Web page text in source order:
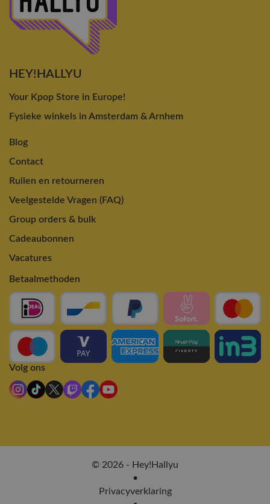
HEY!HALLYU
Your Kpop Store in Europe!
Fysieke winkels in Amsterdam & Arnhem
Blog
Contact
Ruilen en retourneren
Veelgestelde Vragen (FAQ)
Group orders & bulk
Cadeaubonnen
Vacatures
Betaalmethoden
Volg ons
© 2026 - Hey!Hallyu
•
Privacyverklaring